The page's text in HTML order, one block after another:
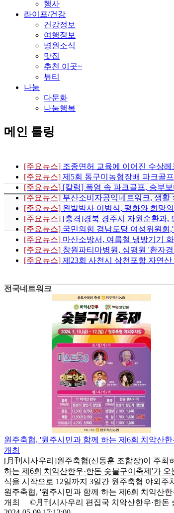
행사
라이프/건강
건강정보
여행정보
병원소식
맛집
추천 이곳~
뷰티
나눔
다문화
나눔행복
메인 롤링
[주요뉴스] 조종면허 교육에 이어진 수상
[주요뉴스] 제5회 동구미농협장배 파크골
[주요뉴스] [칼럼] 폭염 속 파크골프, 승부보
[주요뉴스] 부산소비자공익네트워크, 생활
[주요뉴스] 왼발박사 이범식, 평화와 희망
[주요뉴스] [충격]경북 경주시 자원순환과,
[주요뉴스] 국민의힘 경남도당 여성위원회
[주요뉴스] 마산소방서, 여름철 냉방기기
[주요뉴스] 창원파티마병원, 심평원 '환자
[주요뉴스] 제23회 사천시 삼천포항 자연
전국네트워크
원주축협, '원주시민과 함께 하는 제6회 치악산
개최
[月刊시사우리]원주축협(신동훈 조합장)이 주최
하는 제6회 치악산한우·한돈 숯불구이축제'가 오
식을 시작으로 12일까지 3일간 원주축협 야외
원주축협, '원주시민과 함께 하는 제6회 치악산
개최 ©月刊시사우리 편집국 치악산한우·한돈